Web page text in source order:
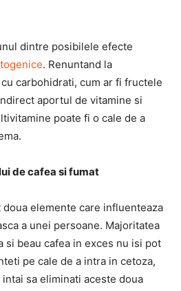
dintre posibilele efecte
. Renuntand la
carbohidrati, cum ar fi fructele
aportul de vitamine si
poate fi o cale de a
de cafea si fumat
elemente care influenteaza
a unei persoane. Majoritatea
si beau cafea in exces nu isi pot
pe cale de a intra in cetoza,
sa eliminati aceste doua